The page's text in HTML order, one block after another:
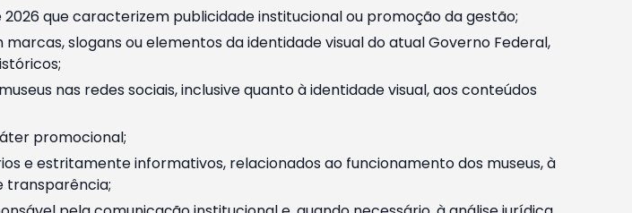
que caracterizem publicidade institucional ou promoção da gestão;
slogans ou elementos da identidade visual do atual Governo Federal,
nas redes sociais, inclusive quanto à identidade visual, aos conteúdos
promocional;
e estritamente informativos, relacionados ao funcionamento dos museus, à
transparência;